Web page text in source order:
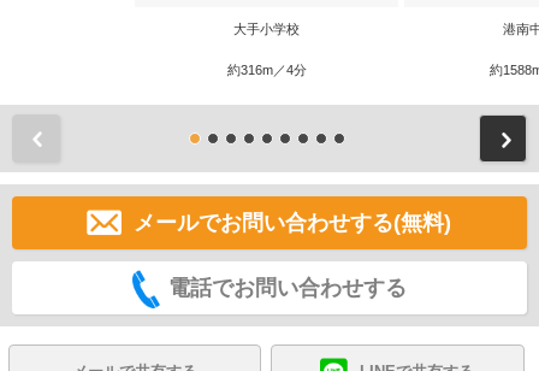
大手小学校
約316m／4分
港南
約
メールでお問い合わせする(無料)
電話でお問い合わせする